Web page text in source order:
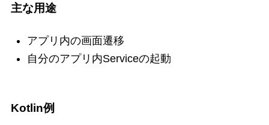
主な用途
アプリ内の画面遷移
自分のアプリ内Serviceの起動
Kotlin例